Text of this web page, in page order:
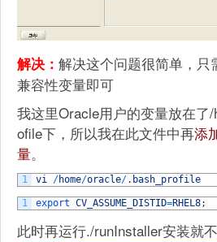
解决： 解决这个问题很简单，
兼容性变量即可
我这里Oracle用户的变量放在了
ofile下，所以我在此文件中再添
量。
1 vi /home/oracle/. bash_profile
1 export CV_ASSUME_DISTID=RHEL8;
此时再运行./runInstaller安装就